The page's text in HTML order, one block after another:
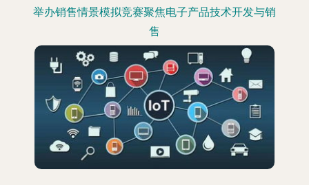
举办销售情景模拟竞赛聚焦电子产品技术开发与销
售